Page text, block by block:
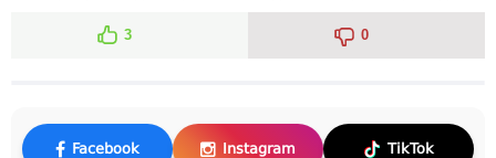
3 0
Facebook Instagram TikTok